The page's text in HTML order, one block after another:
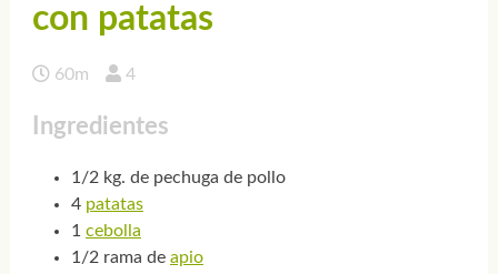
con patatas
60m 4
Ingredientes
1/2 kg. de pechuga de pollo
4 patatas
1 cebolla
1/2 rama de apio